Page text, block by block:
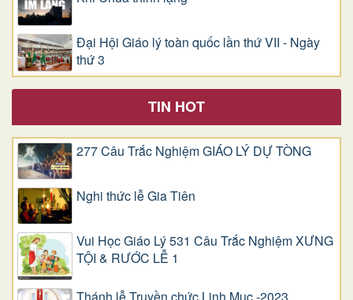
Đại Hội Giáo lý toàn quốc lần thứ VII - Ngày
thứ 3
TIN HOT
277 Câu Trắc Nghiệm GIÁO LÝ DỰ TÒNG
Nghi thức lễ Gia Tiên
Vui Học Giáo Lý 531 Câu Trắc Nghiệm XƯNG
TỘI & RƯỚC LỄ 1
Thánh lễ Truyền chức Linh Mục -2023